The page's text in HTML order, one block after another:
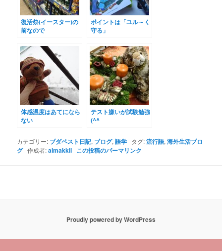
復活祭(イースター)の
前なので
ポイントは「ユル～く
守る」
体感温度はあてになら
ない
テスト嫌いが試験勉強
(^^ゞ
カテゴリー: ブダペスト日記, ブログ,語学 タグ:流行語,海外生活ブロ
グ作成者:almakkii この投稿のパーマリンク
Proudly powered by WordPress